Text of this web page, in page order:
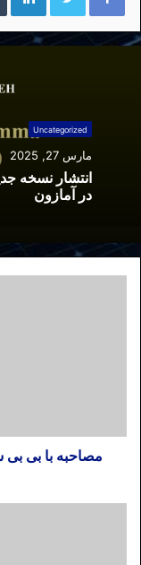
Uncategorized
مارس 27, 2025
انتشار نسخه
در آمازون
مصاحبه با بی